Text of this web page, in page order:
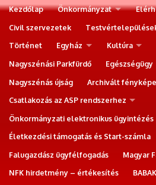
Kezdőlap Önkormányzat
Civil szervezetek
Történet
Egyház Kultúra
Nagyszénási Parkfürdő
Egészségügy
Nagyszénás újság
Archivált
Csatlakozás az ASP rendszerhez
Önkormányzati elektronikus ügyintézés
Életkezdési támogatás és Start-számla
Falugazdász ügyfélfogadás
Magyar
NFK hirdetmény – értékesítés